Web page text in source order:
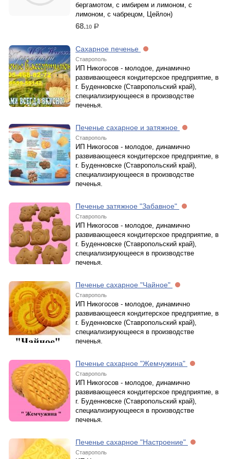
бергамотом, с имбирем и лимоном, с
лимоном, с чабрецом, Цейлон)
68.10 р.
Сахарное печенье
Ставрополь
ИП Никогосов - молодое, динамично
развивающееся кондитерское предприятие, в
г. Буденновске (Ставропольский край),
специализирующееся в производстве
печенья.
Печенье сахарное и затяжное
Ставрополь
ИП Никогосов - молодое, динамично
развивающееся кондитерское предприятие, в
г. Буденновске (Ставропольский край),
специализирующееся в производстве
печенья.
Печенье затяжное "Забавное"
Ставрополь
ИП Никогосов - молодое, динамично
развивающееся кондитерское предприятие, в
г. Буденновске (Ставропольский край),
специализирующееся в производстве
печенья.
Печенье сахарное "Чайное"
Ставрополь
ИП Никогосов - молодое, динамично
развивающееся кондитерское предприятие, в
г. Буденновске (Ставропольский край),
специализирующееся в производстве
печенья.
Печенье сахарное "Жемчужина"
Ставрополь
ИП Никогосов - молодое, динамично
развивающееся кондитерское предприятие, в
г. Буденновске (Ставропольский край),
специализирующееся в производстве
печенья.
Печенье сахарное "Настроение"
Ставрополь